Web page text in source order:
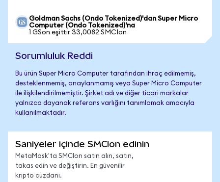
Goldman Sachs (Ondo Tokenized)'dan Super Micro
Computer (Ondo Tokenized)'na
1 GSon eşittir 33,0082 SMCIon
Sorumluluk Reddi
Bu ürün Super Micro Computer tarafından ihraç edilmemiş,
desteklenmemiş, onaylanmamış veya Super Micro Computer
ile ilişkilendirilmemiştir. Şirket adı ve diğer ticari markalar
yalnızca dayanak referans varlığını tanımlamak amacıyla
kullanılmaktadır.
Saniyeler içinde SMCIon edinin
MetaMask'ta SMCIon satın alın, satın,
takas edin ve değiştirin. En güvenilir
kripto cüzdanı.